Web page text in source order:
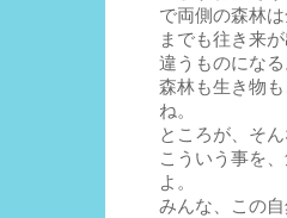
で両側の森林
までも往き来
違うものにな
森林も生き物
ね。
ところが、そ
こういう事を
よ。
みんな、この